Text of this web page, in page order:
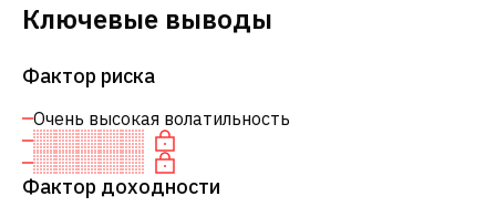
Ключевые выводы
Фактор риска
Очень высокая волатильность
Фактор доходности